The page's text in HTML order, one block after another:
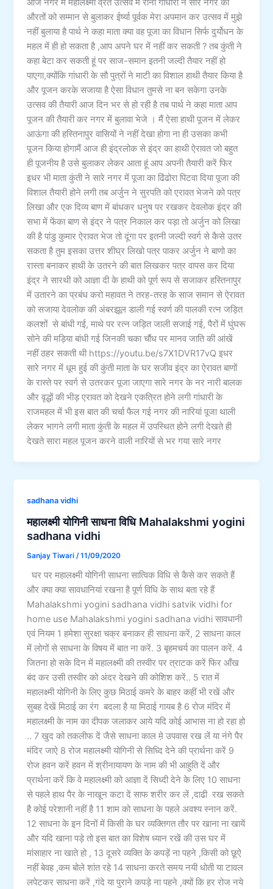
आज नगर में महालक्ष्मी व्रत उत्सव में रानी गांधारी ने सारे नगर की
औरतों को सम्मान से बुलाकर ईर्ष्या पूर्वक मेरा अपमान कर उत्सव में मुझे
नहीं बुलाया है पार्थ ने कहा माता क्या वह पूजा का विधान सिर्फ दुर्योधन के
महल में ही हो सकता है ,आप अपने घर में नहीं कर सकती ? तब कुंती ने
कहा बेटा कर सकती हूं पर साज-समान इतनी जल्दी तैयार नहीं हो
पाएगा,क्योंकि गांधारी के सौ पुत्रों ने माटी का विशाल हाथी तैयार किया है
और पूजन करके सजाया है ऐसा विधान तुमसे ना बन सकेगा उनके
उत्सव की तैयारी आज दिन भर से हो रही है तब पार्थ ने कहा माता आप
पूजन की तैयारी कर नगर में बुलावा भेजे । मैं ऐसा हाथी पूजन में लेकर
आऊंगा की हस्तिनापुर वासियों ने नहीं देखा होगा ना ही उसका कभी
पूजन किया होगामैं आज ही इंद्रलोक से इंद्र का हाथी ऐरावत जो बहुत
ही पूजनीय है उसे बुलाकर लेकर आता हूं आप अपनी तैयारी करें फिर
इधर भी माता कुंती ने सारे नगर में पूजा का ढिंढोरा पिटवा दिया पूजा की
विशाल तैयारी होने लगी तब अर्जुन ने सुरपति को एरावत भेजने को पत्र
लिखा और एक दिव्य बाण में बांधकर धनुष पर रखकर देवलोक इंद्र की
सभा में फेंका बाण से इंद्र ने पत्र निकाल कर पड़ा तो अर्जुन को लिखा
की है पांडु कुमार ऐरावत भेज तो दूंगा पर इतनी जल्दी स्वर्ग से कैसे उतर
सकता है तुम इसका उत्तर शीघ्र लिखो पत्र पाकर अर्जुन ने बाणो का
रास्ता बनाकर हाथी के उतरने की बात लिखकर पत्र वापस कर दिया
इंद्र ने सारथी को आज्ञा दी के हाथी को पूर्ण रूप से सजाकर हस्तिनापुर
में उतारने का प्रबंध करो महावत ने तरह-तरह के साज समान से ऐरावत
को सजाया देवलोक की अंबरझूल डाली गई स्वर्ण की पालकी रत्न जड़ित
कलशों से बांधी गई, माथे पर रत्न जड़ित जाली सजाई गई, पैरों में घुंघरू
सोने की मड़िया बांधी गई जिनकी चका चौंध पर मानव जाति की आंखें
नहीं ठहर सकती थी https://youtu.be/s7X1DVR17vQ इधर
सारे नगर में धूम हुई की कुंती माता के घर सजीव इंद्र का ऐरावत बाणों
के रास्ते पर स्वर्ग से उतरकर पूजा जाएगा सारे नगर के नर नारी बालक
और वृद्धों की भीड़ एरावत को देखने एकत्रित होने लगी गांधारी के
राजमहल में भी इस बात की चर्चा फैल गई नगर की नारियां पूजा थाली
लेकर भागने लगी माता कुंती के महल में उपस्थित होने लगी देखते ही
देखते सारा महल पूजन करने वाली नारियों से भर गया सारे नगर
sadhana vidhi
महालक्ष्मी योगिनी साधना विधि Mahalakshmi yogini
sadhana vidhi
Sanjay Tiwari /11/09/2020
घर पर महालक्ष्मी योगिनी साधना सात्विक विधि से कैसे कर सकते हैं
और क्या क्या सावधानियां रखना है पूर्ण विधि के साथ बता रहे हैं
Mahalakshmi yogini sadhana vidhi satvik vidhi for
home use Mahalakshmi yogini sadhana vidhi सावधानी
एवं नियम 1 हमेशा सुरक्षा चक्र बनाकर ही साधना करें, 2 साधना काल
में लोगों से साधना के विषय में बात ना करें. 3 बृहमचर्य का पालन करें. 4
जितना हो सके दिन में महालक्ष्मी की तस्वीर पर त्राटक करें फिर आँख
बंद कर उसी तस्वीर को अंदर देखने की कोशिश करें.. 5 रात में
महालक्ष्मी योगिनी के लिए कुछ मिठाई कमरे के बाहर कहीं भी रखें और
सुबह देखें मिठाई का रंग बदला है या मिठाई गायब है 6 रोज मंदिर में
महालक्ष्मी के नाम का दीपक जलाकर आये यदि कोई आभास ना हो रहा हो
.. 7 खुद को तकलीफ दें जैसे साधना काल म़े उपवास रख लें या नंगे पैर
मंदिर जाऐ 8 रोज महालक्ष्मी योगिनी से सिध्दि देने की प्रार्थना करें 9
रोज हवन करें हवन में श्रीनायायण के नाम की भी आहुति दें और
प्रार्थना करें कि वे महालक्ष्मी को आज्ञा दें सिध्दी देने के लिए 10 साधना
से पहले हाथ पैर के नाखून कटा दें साफ शरीर कर लें ,दाढी रख सकते
है कोई परेशानी नहीं है 11 शाम को साधना के पहले अवश्य स्नान करें.
12 साधना के इन दिनों में किसी के घर व्यक्तिगत तौर पर खाना ना खायें
और यदि खाना पड़े तो इस बात का विशेष ध्यान रखें की उस घर में
मांसाहार ना खाते हो , 13 दूसरे व्यक्ति के कपड़ें ना पहने ,किसी को छूऐ
नहीं बेवह ,कम बोले शांत रहे 14 साधना करते समय नयी धोती या टावल
लपेटकर साधना करें ,गंदे या पुराने कपड़े ना पहने ,क्यों कि हर रोज नये